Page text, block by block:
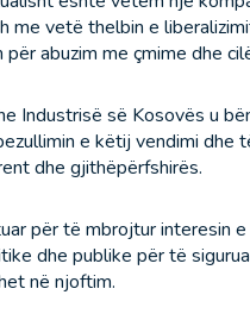
me vetë thelbin e
për abuzim me çmime dhe
Industrisë së Kosovës u
e këtij vendimi
dhe gjithëpërfshirës.
për të mbrojtur interesin
dhe publike për të
në njoftim.